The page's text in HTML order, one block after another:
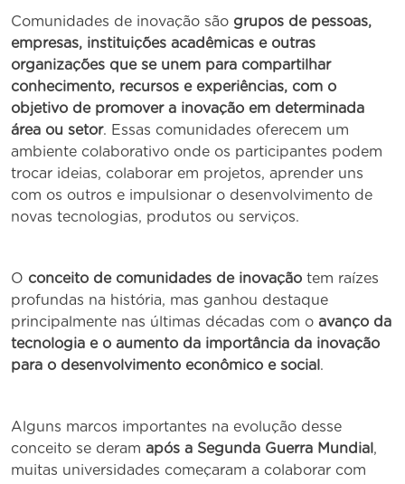
Comunidades de inovação são grupos de pessoas,
empresas, instituições acadêmicas e outras
organizações que se unem para compartilhar
conhecimento, recursos e experiências, com o
objetivo de promover a inovação em determinada
área ou setor. Essas comunidades oferecem um
ambiente colaborativo onde os participantes podem
trocar ideias, colaborar em projetos, aprender uns
com os outros e impulsionar o desenvolvimento de
novas tecnologias, produtos ou serviços.
O conceito de comunidades de inovação tem raízes
profundas na história, mas ganhou destaque
principalmente nas últimas décadas com o avanço da
tecnologia e o aumento da importância da inovação
para o desenvolvimento econômico e social .
Alguns marcos importantes na evolução desse
conceito se deram após a Segunda Guerra Mundial ,
muitas universidades começaram a colaborar com